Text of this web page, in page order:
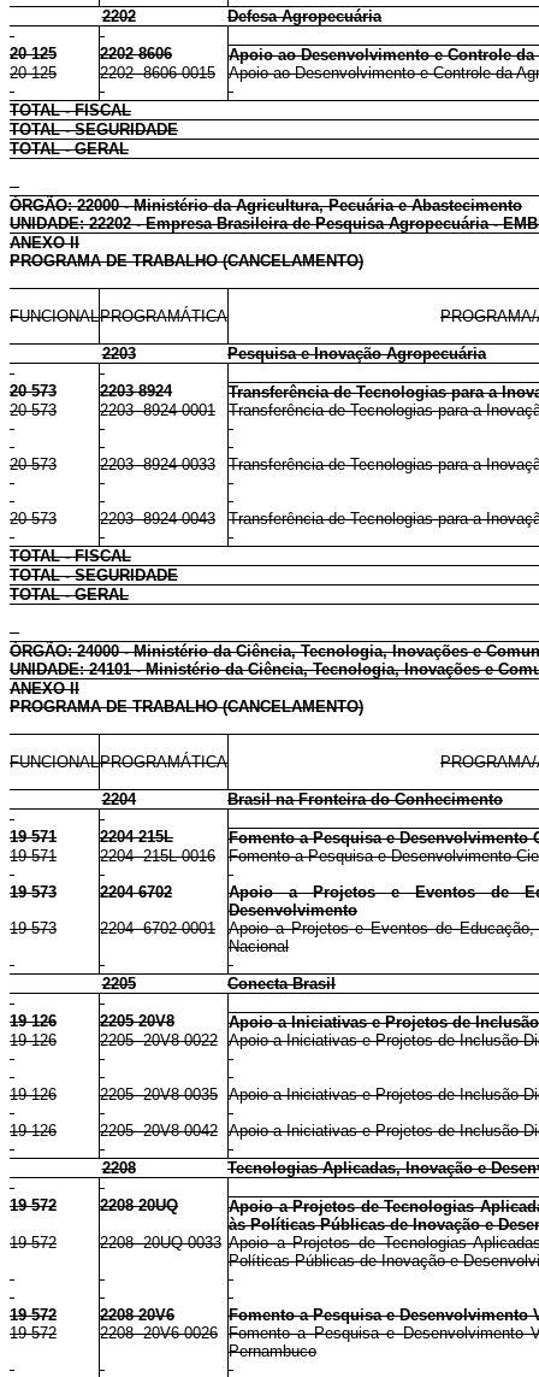
2202 Defesa Agropecuária
20 125 2202 8606
Apoio ao Desenvolvimento e Controle
20 125
2202 8606 0015 Apoio ao Desenvolvimento e Controle da
TOTAL - FISCAL
TOTAL - SEGURIDADE
TOTAL - GERAL
ÓRGÃO: 22000 - Ministério da Agricultura, Pecuária e Abastecimento
UNIDADE: 22202 - Empresa Brasileira de Pesquisa Agropecuária -
ANEXO II
PROGRAMA DE TRABALHO (CANCELAMENTO)
FUNCIONALPROGRAMÁTICA
2203 Pesquisa e Inovação Agropecuária
20 573 2203 8924
Transferência de Tecnologias para a
20 573
2203 8924 0001 Transferência de Tecnologias para a
20 573 2203 8924 0033 Transferência de Tecnologias para a
20 573 2203 8924 0043 Transferência de Tecnologias para a
TOTAL - FISCAL
TOTAL - SEGURIDADE
TOTAL - GERAL
ÓRGÃO: 24000 - Ministério da Ciência, Tecnologia, Inovações e
UNIDADE: 24101 - Ministério da Ciência, Tecnologia, Inovações e
ANEXO II
PROGRAMA DE TRABALHO (CANCELAMENTO)
FUNCIONALPROGRAMÁTICA
2204 Brasil na Fronteira do Conhecimento
19 571 2204 215L
Fomento a Pesquisa e Desenvolvimento
19 571
2204 215L 0016
Fomento a Pesquisa e Desenvolvimento
19 573
2204 6702
Apoio a Projetos e Eventos de
Desenvolvimento
19 573
2204 6702 0001
Apoio a Projetos e Eventos de
Nacional
2205 Conecta Brasil
19 126 2205 20V8
Apoio a Iniciativas e Projetos de
19 126
2205 20V8 0022 Apoio a Iniciativas e Projetos de Inclusão
19 126 2205 20V8 0035 Apoio a Iniciativas e Projetos de Inclusão
19 126
2205 20V8 0042 Apoio a Iniciativas e Projetos de Inclusão
2208 Tecnologias Aplicadas, Inovação e
19 572 2208 20UQ
Apoio a Projetos de Tecnologias
às Políticas Públicas de Inovação e
19 572
2208 20UQ 0033 Apoio a Projetos de Tecnologias
Políticas Públicas de Inovação e
19 572 2208 20V6
Fomento a Pesquisa e Desenvolvimento
19 572
2208 20V6 0026 Fomento a Pesquisa e
Pernambuco